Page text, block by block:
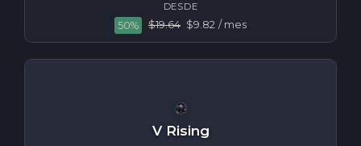
DESDE
50% $19.64 $9.82 / mes
V Rising